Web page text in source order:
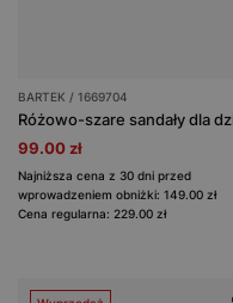
BARTEK / 1669704
99.00 zł
Najniższa cena z 30 dni przed
wprowadzeniem obniżki: 149.00 zł
Cena regularna: 229.00 zł